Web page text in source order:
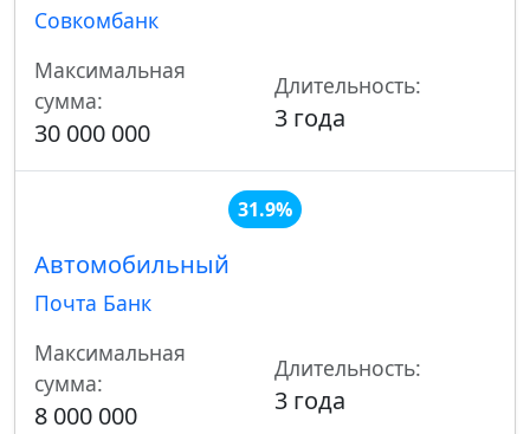
Совкомбанк
Максимальная
сумма:
30 000 000
Длительность:
3 года
31.9%
Автомобильный
Почта Банк
Максимальная
сумма:
8 000 000
Длительность:
3 года